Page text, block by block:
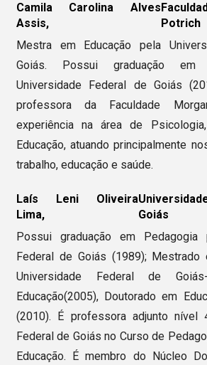
Camila Carolina Alves
Assis,
Potrich
Mestra em Educação pela
Goiás. Possui graduação em
Universidade Federal de Goiás
professora da Faculdade
experiência na área de
Educação, atuando principalmente
trabalho, educação e saúde.
Laís Leni Oliveira
Lima,
Goiás
Possui graduação em Pedagogia
Federal de Goiás (1989); Mestrado
Universidade Federal de
Educação(2005), Doutorado em
(2010). É professora adjunto nível
Federal de Goiás no Curso de
Educação. É membro do Núcleo